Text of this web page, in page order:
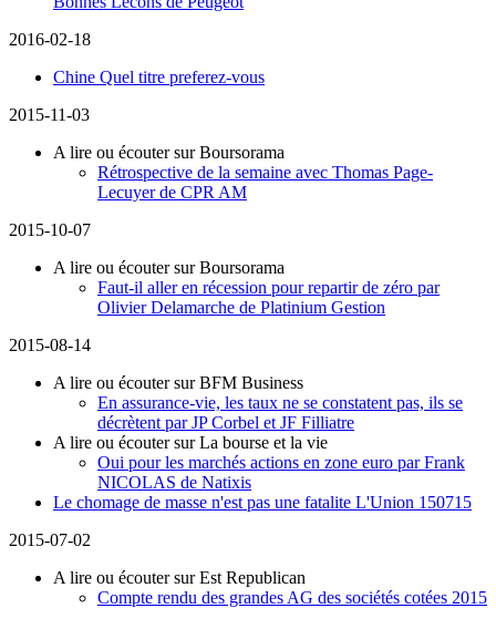
2016-02-18
Chine Quel titre preferez-vous
2015-11-03
A lire ou écouter sur Boursorama
Rétrospective de la semaine avec Thomas Page-
Lecuyer de CPR AM
2015-10-07
A lire ou écouter sur Boursorama
Faut-il aller en récession pour repartir de zéro par
Olivier Delamarche de Platinium Gestion
2015-08-14
A lire ou écouter sur BFM Business
En assurance-vie, les taux ne se constatent pas, ils se
décrètent par JP Corbel et JF Filliatre
A lire ou écouter sur La bourse et la vie
Oui pour les marchés actions en zone euro par Frank
NICOLAS de Natixis
Le chomage de masse n'est pas une fatalite L'Union 150715
2015-07-02
A lire ou écouter sur Est Republican
Compte rendu des grandes AG des sociétés cotées 2015